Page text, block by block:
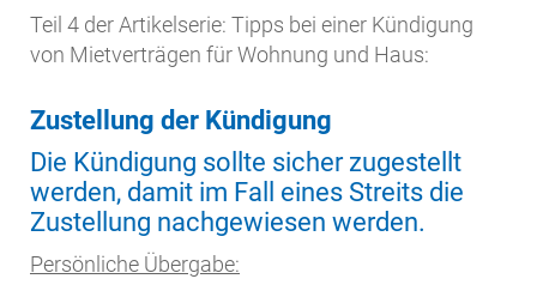
Teil 4 der Artikelserie: Tipps bei einer Kündigung
von Mietverträgen für Wohnung und Haus:
Zustellung der Kündigung
Die Kündigung sollte sicher zugestellt
werden, damit im Fall eines Streits die
Zustellung nachgewiesen werden.
Persönliche Übergabe: